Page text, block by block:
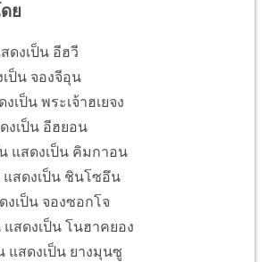
ย
ดงเป็น อีฮวี
ป็น จองจีอุน
เป็น พระเจ้าฮเยจง
งเป็น อีฮยอน
แสดงเป็น คิมกาอน
แสดงเป็น ชินโซอึน
เป็น จองซอกโจ
สดงเป็น โนฮาคยอง
แสดงเป็น ยางมุนซู